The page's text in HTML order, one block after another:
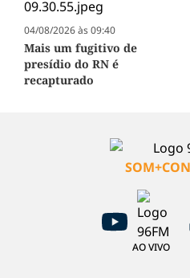
04/08/2026 às 09:40
Mais um fugitivo de
presídio do RN é
recapturado
AO VIVO